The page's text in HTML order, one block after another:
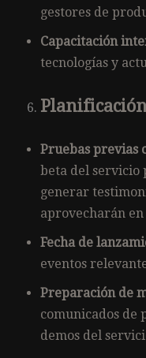
gestores de
Capacitación
tecnologías y
Pruebas previas
beta del servicio
generar
aprovecharán
Fecha de
eventos
Preparación de
comunicados de
demos del